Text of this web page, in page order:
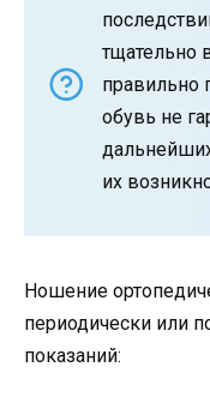
тщательно
правильно
обувь не
их
Ношение
периодически или
показаний: